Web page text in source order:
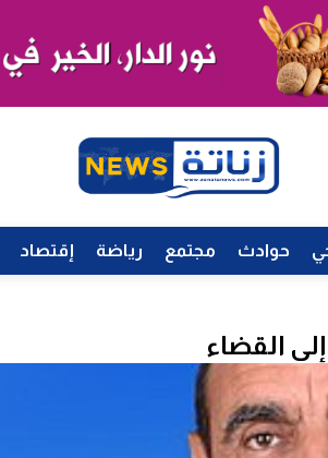
حوادث مجتمع رياضة إقتصاد
القضاء